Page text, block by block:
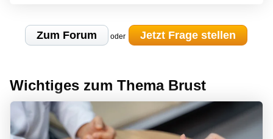
Zum Forum oder Jetzt Frage stellen
Wichtiges zum Thema Brust